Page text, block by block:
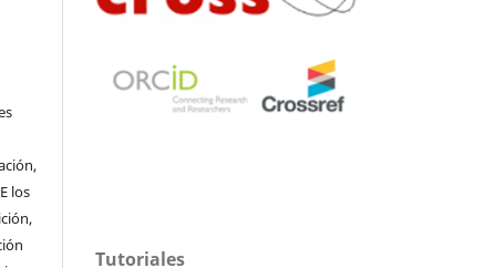
los
Tutoriales